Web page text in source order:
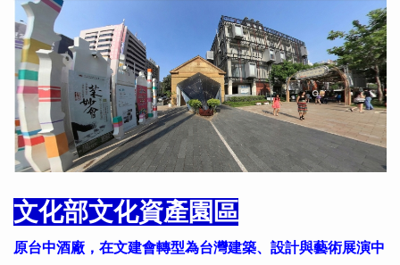
文化部文化資產園區
原台中酒廠，在文建會轉型為台灣建築、設計與藝術展演中